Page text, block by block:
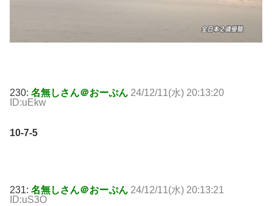
230: 名無しさん＠おーぷん 24/12/11(水) 20:13:20
ID:uEkw
10-7-5
231: 名無しさん＠おーぷん 24/12/11(水) 20:13:21
ID:uS3O